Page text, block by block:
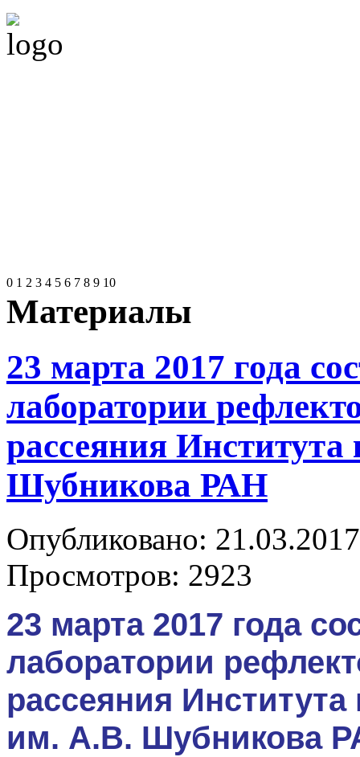
0 1 2 3 4 5 6 7 8 9 10
Материалы
23 марта 2017 года
лаборатории
рассеяния
Шубникова РАН
Опубликовано:
Просмотров: 2923
23 марта 2017 года
лаборатории
рассеяния
им. А.В. Шубникова